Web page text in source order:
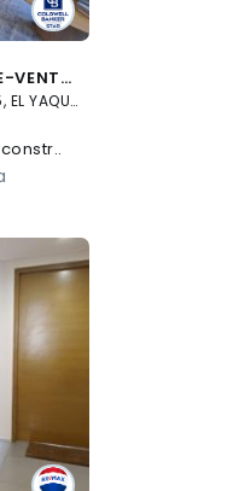
DEPARTAMENTO EN PRE-VENTA SANTA FE, PROYECTO MORE SANTA FE
Carr méxico Toluca 5095, EL YAQUI, Cuajimalpa de Morelos